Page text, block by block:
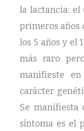
la lactancia: el
primeros años
los 5 años y el
más raro
manifieste
carácter
Se manifiesta
síntoma es el